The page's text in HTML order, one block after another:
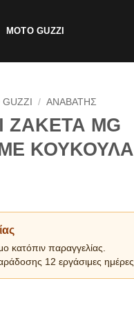
MOTO GUZZI
/ ΑΝΑΒΑΤΗΣ
ΖΑΚΕΤΑ MG
ΜΕ ΚΟΥΚΟΥΛΑ
κατόπιν παραγγελίας.
12 εργάσιμες ημέρες.